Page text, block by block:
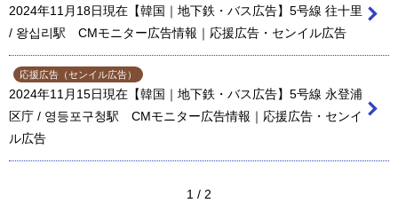
2024年11月18日現在【韓国｜地下鉄・バス広告】5号線 往十里
/ 왕십리駅 CMモニター広告情報｜応援広告・センイル広告
応援広告（センイル広告）
2024年11月15日現在【韓国｜地下鉄・バス広告】5号線 永登浦
区庁 / 영등포구청駅 CMモニター広告情報｜応援広告・センイ
ル広告
1 / 2